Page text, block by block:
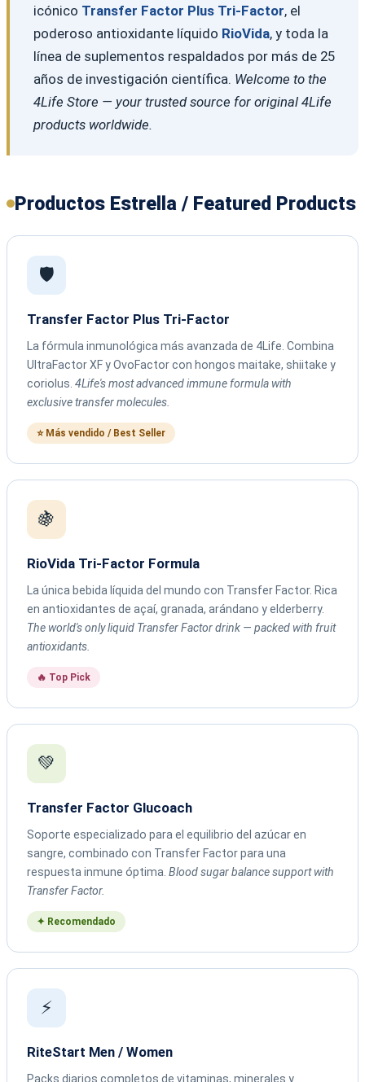
icónico Transfer Factor Plus Tri-Factor, el
poderoso antioxidante líquido RioVida, y toda la
línea de suplementos respaldados por más de 25
años de investigación científica. Welcome to the
4Life Store — your trusted source for original 4Life
products worldwide.
Productos Estrella / Featured Products
🛡️
Transfer Factor Plus Tri-Factor
La fórmula inmunológica más avanzada de 4Life. Combina
UltraFactor XF y OvoFactor con hongos maitake, shiitake y
coriolus. 4Life's most advanced immune formula with
exclusive transfer molecules.
⭐ Más vendido / Best Seller
🍇
RioVida Tri-Factor Formula
La única bebida líquida del mundo con Transfer Factor. Rica
en antioxidantes de açaí, granada, arándano y elderberry.
The world's only liquid Transfer Factor drink — packed with fruit
antioxidants.
🔥 Top Pick
💚
Transfer Factor Glucoach
Soporte especializado para el equilibrio del azúcar en
sangre, combinado con Transfer Factor para una
respuesta inmune óptima. Blood sugar balance support with
Transfer Factor.
✦ Recomendado
⚡
RiteStart Men / Women
Packs diarios completos de vitaminas, minerales y